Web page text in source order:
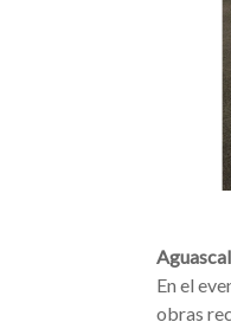
En el
obras